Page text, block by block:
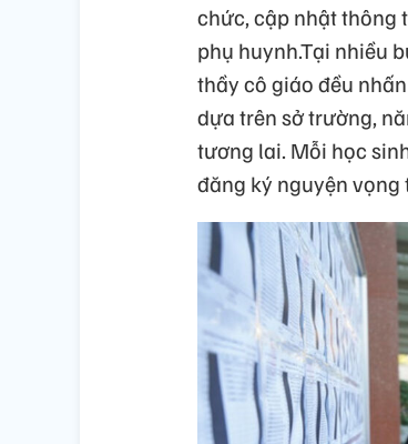
chức, cập nhật thông
phụ huynh.Tại nhiều
thầy cô giáo đều
dựa trên sở trường,
tương lai. Mỗi học
đăng ký nguyện